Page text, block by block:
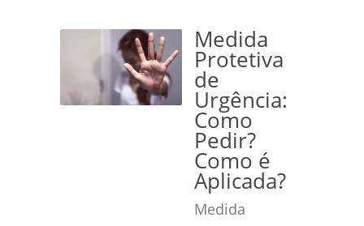
Medida
Protetiva
de
Urgência:
Como
Pedir?
Como é
Aplicada?
Medida